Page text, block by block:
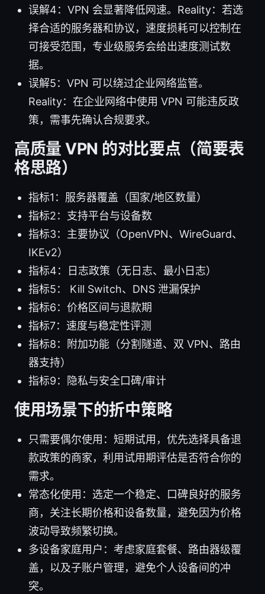
误解4：VPN 会显著降低网速。Reality：若选
择合适的服务器和协议，速度损耗可以控制在
可接受范围，专业级服务会给出速度测试数
据。
误解5：VPN 可以绕过企业网络监管。
Reality：在企业网络中使用 VPN 可能违反政
策，需事先确认合规要求。
高质量 VPN 的对比要点（简要表
格思路）
指标1：服务器覆盖（国家/地区数量）
指标2：支持平台与设备数
指标3：主要协议（OpenVPN、WireGuard、
IKEv2）
指标4：日志政策（无日志、最小日志）
指标5： Kill Switch、DNS 泄漏保护
指标6：价格区间与退款期
指标7：速度与稳定性评测
指标8：附加功能（分割隧道、双 VPN、路由
器支持）
指标9：隐私与安全口碑/审计
使用场景下的折中策略
只需要偶尔使用：短期试用，优先选择具备退
款政策的商家，利用试用期评估是否符合你的
需求。
常态化使用：选定一个稳定、口碑良好的服务
商，关注长期价格和设备数量，避免因为价格
波动导致频繁切换。
多设备家庭用户：考虑家庭套餐、路由器级覆
盖，以及子账户管理，避免个人设备间的冲
突。